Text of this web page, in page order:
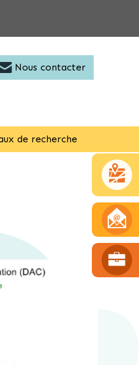
Nous contacter
de recherche